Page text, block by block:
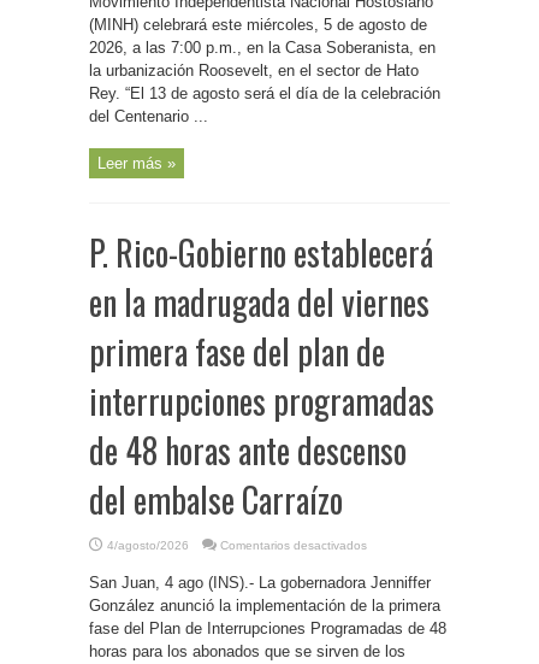
Fidel
Castro
en
la
Casa
Soberanista
en
Hato
(MINH) celebrará este miércoles, 5 de agosto de
2026, a las 7:00 p.m., en la Casa Soberanista, en
la urbanización Roosevelt, en el sector de Hato
Rey. “El 13 de agosto será el día de la celebración
del Centenario ...
Leer más »
P. Rico-Gobierno establecerá
en la madrugada del viernes
primera fase del plan de
interrupciones programadas
de 48 horas ante descenso
del embalse Carraízo
4/agosto/2026 Comentarios desactivados
Gobierno
establecerá
en
la
madrugada
del
San Juan, 4 ago (INS).- La gobernadora Jenniffer
González anunció la implementación de la primera
fase del Plan de Interrupciones Programadas de 48
horas para los abonados que se sirven de los